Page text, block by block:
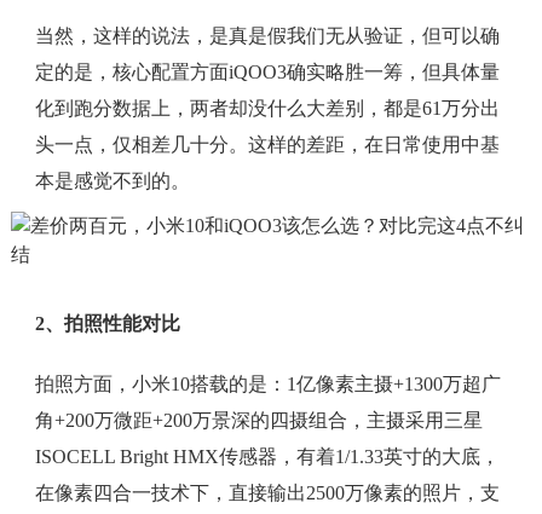
当然，这样的说法，是真是假我们无从验证，但可以确
定的是，核心配置方面iQOO3确实略胜一筹，但具体量
化到跑分数据上，两者却没什么大差别，都是61万分出
头一点，仅相差几十分。这样的差距，在日常使用中基
本是感觉不到的。
2、拍照性能对比
拍照方面，小米10搭载的是：1亿像素主摄+1300万超广
角+200万微距+200万景深的四摄组合，主摄采用三星
ISOCELL Bright HMX传感器，有着1/1.33英寸的大底，
在像素四合一技术下，直接输出2500万像素的照片，支